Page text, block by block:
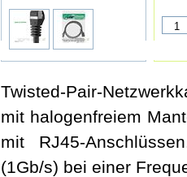
Twisted-Pair-
mit halogenfreiem
mit RJ45-
(1Gb/s) bei einer